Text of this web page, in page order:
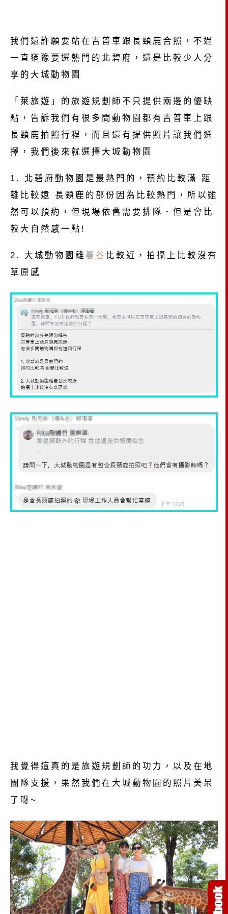
我們還許願要站在吉普車跟長頸鹿合照，不過
一直猶豫要選熱門的北碧府，還是比較少人分
享的大城動物園
「萊旅遊」的旅遊規劃師不只提供兩邊的優缺
點，告訴我們有很多間動物園都有吉普車上跟
長頸鹿拍照行程，而且還有提供照片讓我們選
擇，我們後來就選擇大城動物園
1. 北碧府動物園是最熱門的，預約比較滿 距
離比較遠 長頸鹿的部份因為比較熱門，所以雖
然可以預約，但現場依舊需要排隊．但是會比
較大自然感一點!
2. 大城動物園離 曼谷 比較近，拍攝上比較沒有
草原感
我覺得這真的是旅遊規劃師的功力，以及在地
團隊支援，果然我們在大城動物園的照片美呆
了呀~